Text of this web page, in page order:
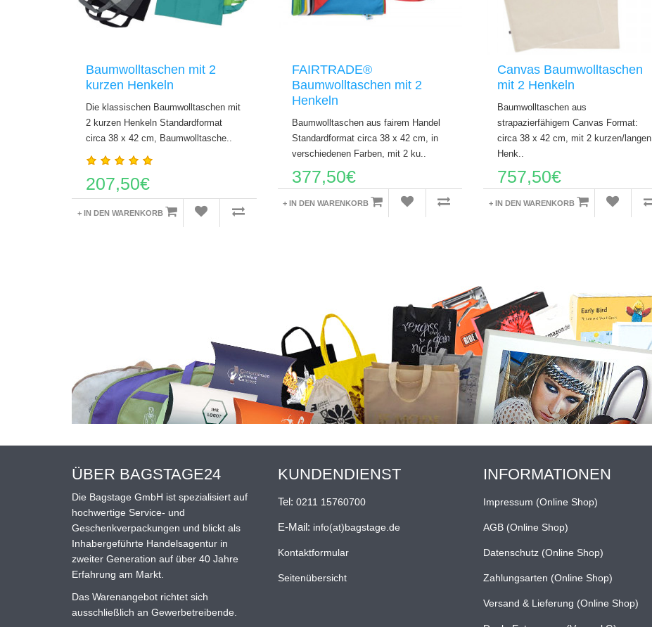
Baumwolltaschen mit 2
kurzen Henkeln
Die klassischen Baumwolltaschen mit
2 kurzen Henkeln Standardformat
circa 38 x 42 cm, Baumwolltasche..
207,50€
+ IN DEN WARENKORB
FAIRTRADE®
Baumwolltaschen mit 2
Henkeln
Baumwolltaschen aus fairem Handel
Standardformat circa 38 x 42 cm, in
verschiedenen Farben, mit 2 ku..
377,50€
+ IN DEN WARENKORB
Canvas Baumwolltaschen
mit 2 Henkeln
Baumwolltaschen aus
strapazierfähigem Canvas Format:
circa 38 x 42 cm, mit 2 kurzen/langen
Henk..
757,50€
+ IN DEN WARENKORB
ÜBER BAGSTAGE24
Die Bagstage GmbH ist spezialisiert auf
hochwertige Service- und
Geschenkverpackungen und blickt als
Inhabergeführte Handelsagentur in
zweiter Generation auf über 40 Jahre
Erfahrung am Markt.
Das Warenangebot richtet sich
ausschließlich an Gewerbetreibende.
KUNDENDIENST
Tel: 0211 15760700
E-Mail: info(at)bagstage.de
Kontaktformular
Seitenübersicht
INFORMATIONEN
Impressum (Online Shop)
AGB (Online Shop)
Datenschutz (Online Shop)
Zahlungsarten (Online Shop)
Versand & Lieferung (Online Shop)